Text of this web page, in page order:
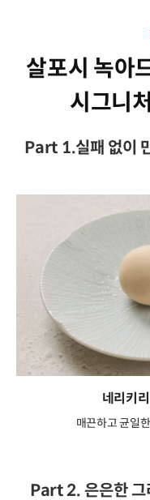
살포시 녹아
시그니
Part 1.실패 없이
네리키
매끈하고 균일
Part 2. 은은한 그